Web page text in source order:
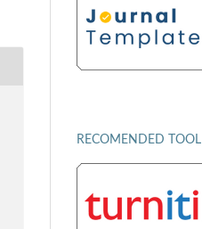
RECOMENDED TOOL